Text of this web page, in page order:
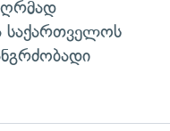
ღრმად
საქართველოს